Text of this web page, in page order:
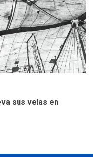
sus velas en